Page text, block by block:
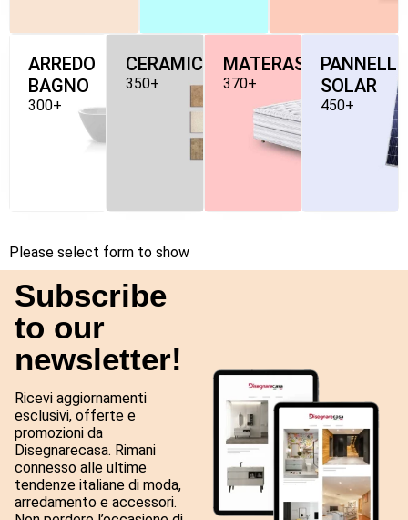
ARREDO
BAGNO
300+
CERAMICHE
350+
MATERASSI
370+
PANNELLI-
SOLAR
450+
Please select form to show
Subscribe
to our
newsletter!
Ricevi aggiornamenti
esclusivi, offerte e
promozioni da
Disegnarecasa. Rimani
connesso alle ultime
tendenze italiane di moda,
arredamento e accessori.